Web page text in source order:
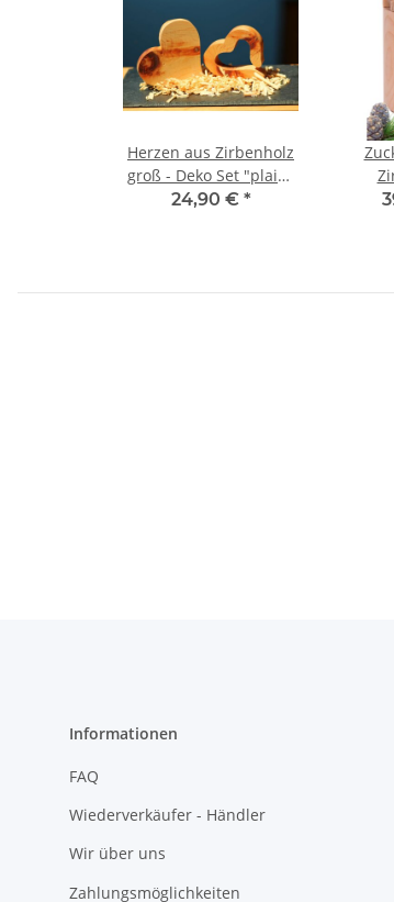
Herzen aus Zirbenholz
groß - Deko Set "plain"
- 3 Teilig - Duftset
24,90 € *
Informationen
FAQ
Wiederverkäufer - Händler
Wir über uns
Zahlungsmöglichkeiten